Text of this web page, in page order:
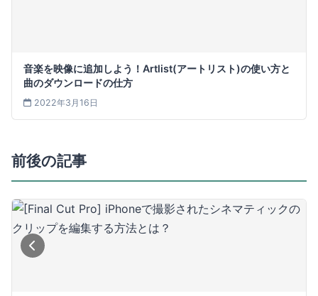
音楽を映像に追加しよう！Artlist(アートリスト)の使い方と
曲のダウンロードの仕方
2022年3月16日
前後の記事